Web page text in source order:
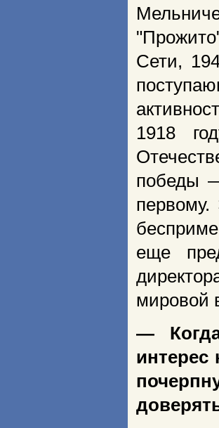
Сети,
1918
победы —
первому.
еще
мировой
—
интерес